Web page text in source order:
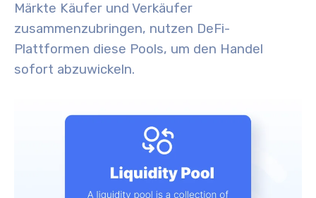
Märkte Käufer und Verkäufer
zusammenzubringen, nutzen DeFi-
Plattformen diese Pools, um den Handel
sofort abzuwickeln.